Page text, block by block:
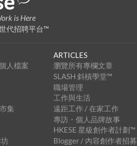
is Here
代招聘平台™
人檔案
集
ARTICLES
瀏覽所有專欄文章
SLASH 斜槓學堂™
職場管理
工作與生活
遠距工作 / 在家工作
專訪・個人品牌故事
HKESE 星級創作者計劃™
Blogger / 內容創作者招募